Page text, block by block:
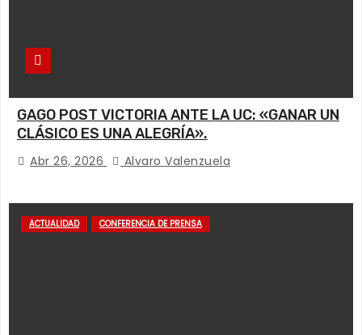
GAGO POST VICTORIA ANTE LA UC: «GANAR UN
CLÁSICO ES UNA ALEGRÍA».
Abr 26, 2026 Alvaro Valenzuela
ACTUALIDAD CONFERENCIA DE PRENSA